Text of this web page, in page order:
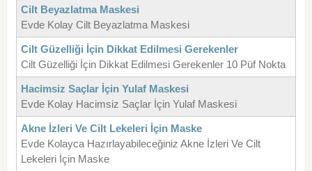
Cilt Beyazlatma Maskesi
Evde Kolay Cilt Beyazlatma Maskesi
Cilt Güzelliği İçin Dikkat Edilmesi Gerekenler
Cilt Güzelliği İçin Dikkat Edilmesi Gerekenler 10 Püf Nokta
Hacimsiz Saçlar İçin Yulaf Maskesi
Evde Kolay Hacimsiz Saçlar İçin Yulaf Maskesi
Akne İzleri Ve Cilt Lekeleri İçin Maske
Evde Kolayca Hazırlayabileceğiniz Akne İzleri Ve Cilt
Lekeleri İçin Maske